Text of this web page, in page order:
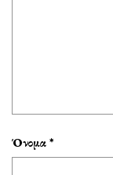
Όνομα*